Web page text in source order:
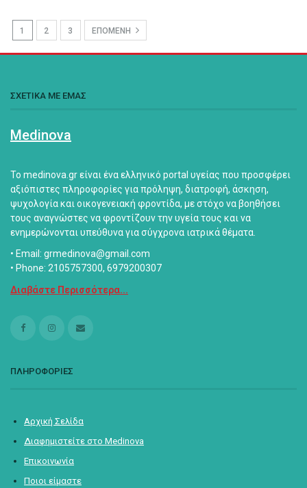
1 2 3 ΕΠΟΜΕΝΗ
ΣΧΕΤΙΚΑ ΜΕ ΕΜΑΣ
Medinova
Το medinova.gr είναι ένα ελληνικό portal υγείας που προσφέρει
αξιόπιστες πληροφορίες για πρόληψη, διατροφή, άσκηση,
ψυχολογία και οικογενειακή φροντίδα, με στόχο να βοηθήσει
τους αναγνώστες να φροντίζουν την υγεία τους και να
ενημερώνονται υπεύθυνα για σύγχρονα ιατρικά θέματα.
• Email: grmedinova@gmail.com
• Phone: 2105757300, 6979200307
Διαβάστε Περισσότερα...
ΠΛΗΡΟΦΟΡΙΕΣ
Αρχική Σελίδα
Διαφημιστείτε στο Medinova
Επικοινωνία
Ποιοι είμαστε